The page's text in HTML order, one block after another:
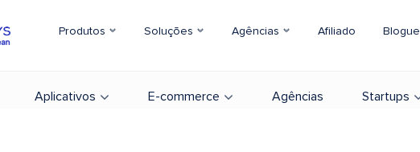
Produtos Soluções Agências Afiliado Blogue
Aplicativos E-commerce Agências Startups